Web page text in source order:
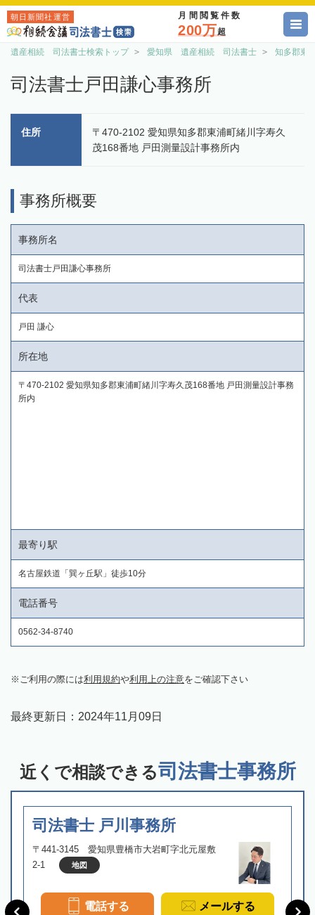
朝日新聞社運営 月間閲覧件数
200万超
遺産相続 司法書士検索トップ 愛知県 遺産相続 司法書士 知多郡東
司法書士戸田謙心事務所
住所
〒470-2102 愛知県知多郡東浦町緒川字寿久
茂168番地 戸田測量設計事務所内
事務所概要
事務所名
司法書士戸田謙心事務所
代表
戸田 謙心
所在地
〒470-2102 愛知県知多郡東浦町緒川字寿久茂168番地 戸田測量設計事務
所内
最寄り駅
名古屋鉄道「巽ヶ丘駅」徒歩10分
電話番号
0562-34-8740
ご利用の際には利用規約や利用上の注意をご確認下さい
最終更新日： 2024年11月09日
近くで相談できる司法書士事務所
司法書士 戸川事務所
〒441-3145 愛知県豊橋市大岩町字北元屋敷
2-1
地図
電話する メールする